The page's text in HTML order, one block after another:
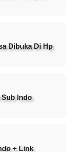
Dibuka Di Hp
Indo
+ Link